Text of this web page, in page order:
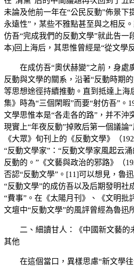
未論及他前一年在“公民反動”佈景下
永遠性”，某些不雅點甚至與之相反
仿吾“完成我們的反動文學”就此告一
本)回上海后，其思惟曾經是“從文學
在成仿吾“奧伏赫變”之前，身處
反動與文學的關系，沿著“反動時期
等思想途徑持續推動。直到抵達上海
集》時為“三個閑暇”而要“射仿吾”。
文學思惟本是“各走各的路”，并不沖
現實上“年夜反動”掉敗后第一個議論“
《大眾》旬刊上的《反動文學》（
“反動文學家”：“反動文學家風起云
反動的。”《文藝與政治的邪路》（
否認“反動文學”。[11]可以想見，魯
“反動文學”的成仿吾以及后期發明社
“費事”。在《太陽月刊》、《文明批
文壇中“反動文學”的風評曾經為魯迅
二、細讀甘人：《中國新文藝的
其他
在這個當口，異樣思慮“新文學